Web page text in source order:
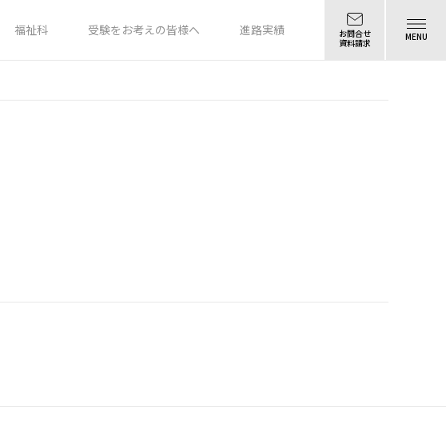
福祉科 受験をお考えの皆様へ 進路実績
お問合せ
資料請求
MENU